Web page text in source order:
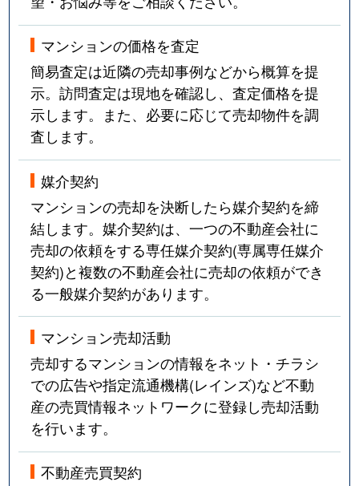
マンションの価格を査定
簡易査定は近隣の売却事例などから概算を提
示。訪問査定は現地を確認し、査定価格を提
示します。また、必要に応じて売却物件を調
査します。
媒介契約
マンションの売却を決断したら媒介契約を締
結します。媒介契約は、一つの不動産会社に
売却の依頼をする専任媒介契約(専属専任媒介
契約)と複数の不動産会社に売却の依頼ができ
る一般媒介契約があります。
マンション売却活動
売却するマンションの情報をネット・チラシ
での広告や指定流通機構(レインズ)など不動
産の売買情報ネットワークに登録し売却活動
を行います。
不動産売買契約